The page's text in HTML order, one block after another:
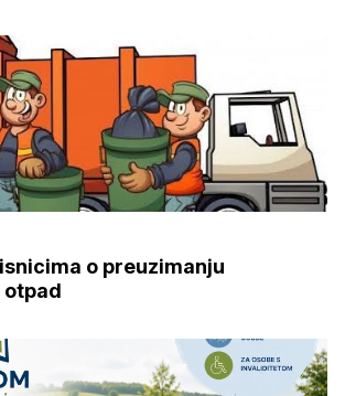
o preuzimanju
otpad